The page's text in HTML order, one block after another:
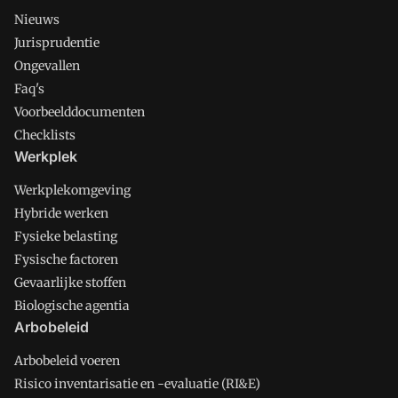
Nieuws
Jurisprudentie
Ongevallen
Faq's
Voorbeelddocumenten
Checklists
Werkplek
Werkplekomgeving
Hybride werken
Fysieke belasting
Fysische factoren
Gevaarlijke stoffen
Biologische agentia
Arbobeleid
Arbobeleid voeren
Risico inventarisatie en -evaluatie (RI&E)